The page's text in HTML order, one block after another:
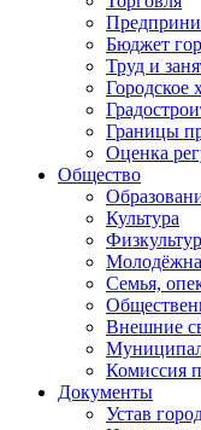
Бюджет
Труд и
Городское
Границы
Оценка
Общество
Культура
Семья,
Внешние
Комиссия
Документы
Устав